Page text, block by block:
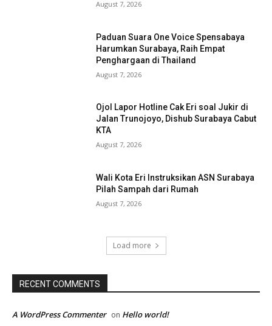
August 7, 2026
Paduan Suara One Voice Spensabaya
Harumkan Surabaya, Raih Empat
Penghargaan di Thailand
August 7, 2026
Ojol Lapor Hotline Cak Eri soal Jukir di
Jalan Trunojoyo, Dishub Surabaya Cabut
KTA
August 7, 2026
Wali Kota Eri Instruksikan ASN Surabaya
Pilah Sampah dari Rumah
August 7, 2026
Load more
RECENT COMMENTS
A WordPress Commenter on Hello world!